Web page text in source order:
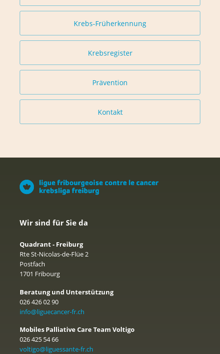
Krebs-Früherkennung
Krebsregister
Prävention
Kontakt
Wir sind für Sie da
Quadrant - Freiburg
Rte St-Nicolas-de-Flüe 2
Postfach
1701 Fribourg
Beratung und Unterstützung
026 426 02 90
info@liguecancer-fr.ch
Mobiles Palliative Care Team Voltigo
026 425 54 66
voltigo@liguessante-fr.ch